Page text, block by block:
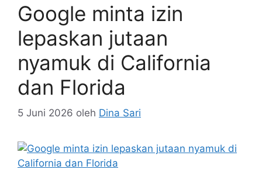
Google minta izin
lepaskan jutaan
nyamuk di California
dan Florida
5 Juni 2026 oleh Dina Sari